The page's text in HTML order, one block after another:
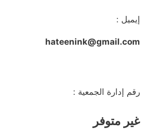
إيميل :
hateenink@gmail.com
رقم إدارة الجمعية :
غير متوفر